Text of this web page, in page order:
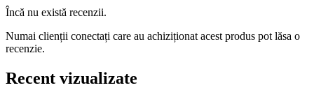
Încă nu există recenzii.
Numai clienții conectați care au achiziționat acest produs pot lăsa o
recenzie.
Recent vizualizate